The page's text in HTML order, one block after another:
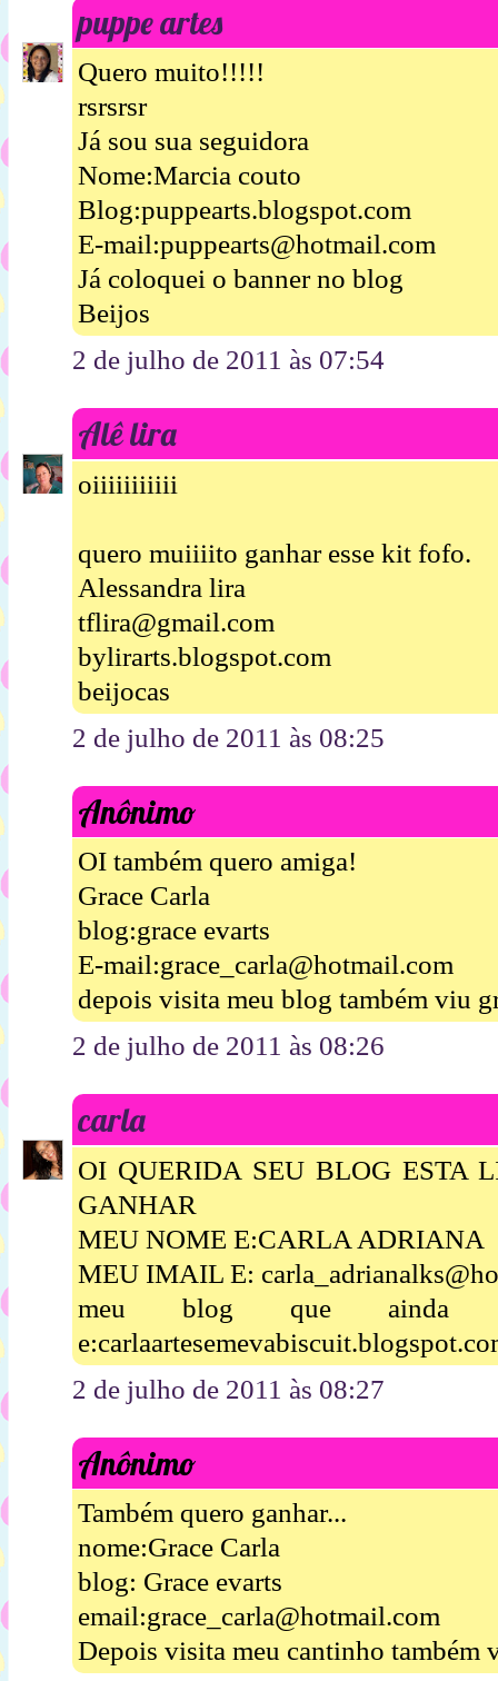
puppe artes
Quero muito!!!!!
rsrsrsr
Já sou sua seguidora
Nome:Marcia couto
Blog:puppearts.blogspot.com
E-mail:puppearts@hotmail.com
Já coloquei o banner no blog
Beijos
2 de julho de 2011 às 07:54
Alê lira
oiiiiiiiiiii
quero muiiiito ganhar esse kit fofo.
Alessandra lira
tflira@gmail.com
bylirarts.blogspot.com
beijocas
2 de julho de 2011 às 08:25
Anônimo
OI também quero amiga!
Grace Carla
blog:grace evarts
E-mail:grace_carla@hotmail.com
depois visita meu blog também viu
2 de julho de 2011 às 08:26
carla
OI QUERIDA SEU BLOG ESTA
GANHAR
MEU NOME E:CARLA ADRIANA
MEU IMAIL E:
meu blog que ainda
2 de julho de 2011 às 08:27
Anônimo
Também quero ganhar...
nome:Grace Carla
blog: Grace evarts
email:grace_carla@hotmail.com
Depois visita meu cantinho também